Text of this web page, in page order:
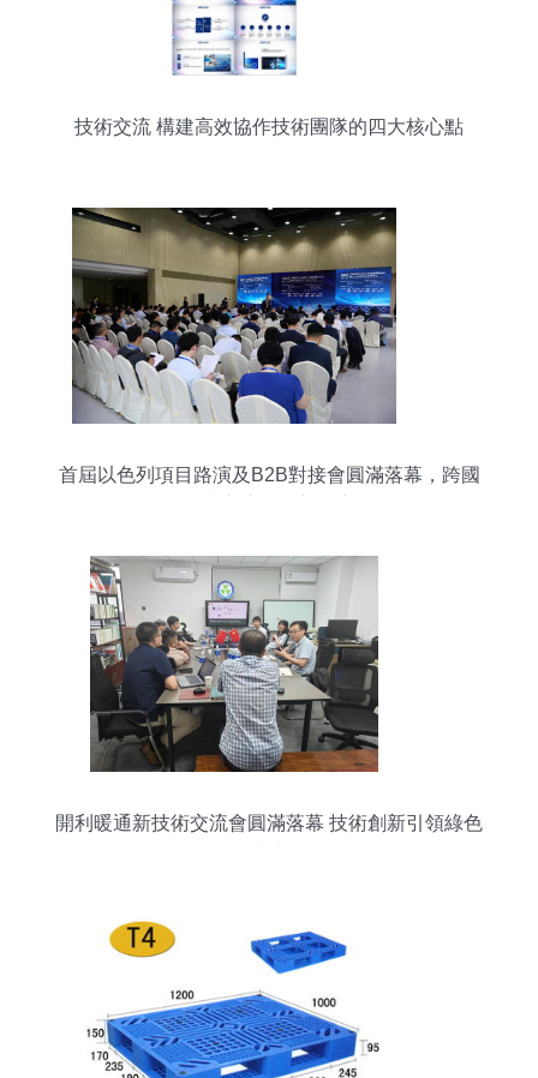
技術交流 構建高效協作技術團隊的四大核心點
首屆以色列項目路演及B2B對接會圓滿落幕，跨國
開利暖通新技術交流會圓滿落幕 技術創新引領綠色